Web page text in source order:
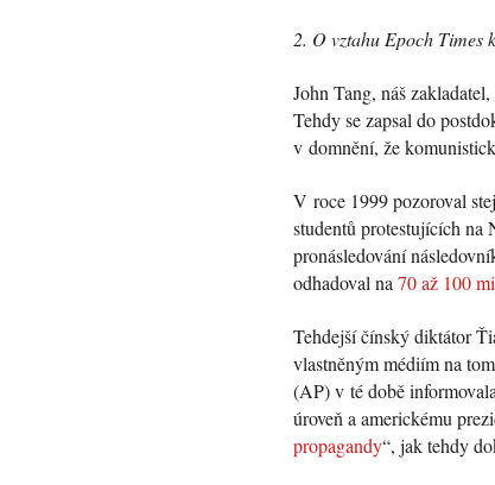
2. O vztahu Epoch Times
John Tang, náš
Tehdy se zapsal do
v domnění, že
V roce 1999 pozoroval
studentů protestujících na
pronásledování
odhadoval na70 až 100
Tehdejší čínský diktátor
vlastněným médiím na
(AP) v té době
úroveň a americkému
propagandy“, jak tehdy